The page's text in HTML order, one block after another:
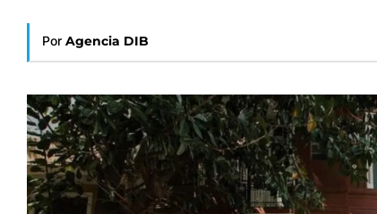
Por Agencia DIB